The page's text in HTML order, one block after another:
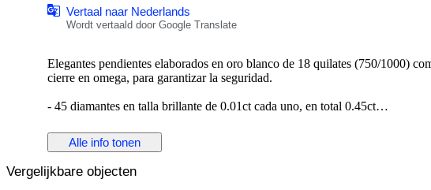
Vertaal naar Nederlands
Wordt vertaald door Google Translate
Elegantes pendientes elaborados en oro blanco de 18 quilates (750/1000)
cierre en omega, para garantizar la seguridad.
- 45 diamantes en talla brillante de 0.01ct cada uno, en total 0.45ct
Peso: 7,46 gramos.
Alle info tonen
Vergelijkbare objecten